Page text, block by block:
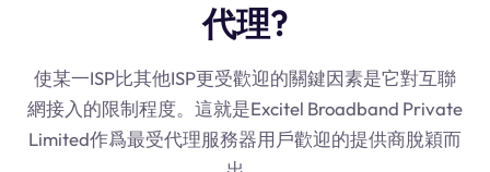
代理?
使某一ISP比其他ISP更受歡迎的關鍵因素是它對互聯
網接入的限制程度。這就是Excitel Broadband Private
Limited作爲最受代理服務器用戶歡迎的提供商脫穎而